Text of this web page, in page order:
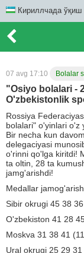
Кириллчада ўқиш
07 avg 17:10 Bolalar
"Osiyo bolalari -
O'zbekistonlik
Rossiya
bolalari" o'yinlari o'z
Bir necha kun
delegaciyasi
o'rinni qo'lga kiritdi!
ta oltin, 28 ta
jamg'arishdi!
Medallar
Sibir okrugi 45 38
O'zbekiston 41 28
Moskva 31 38 41
Ural okrugi 25 29 31